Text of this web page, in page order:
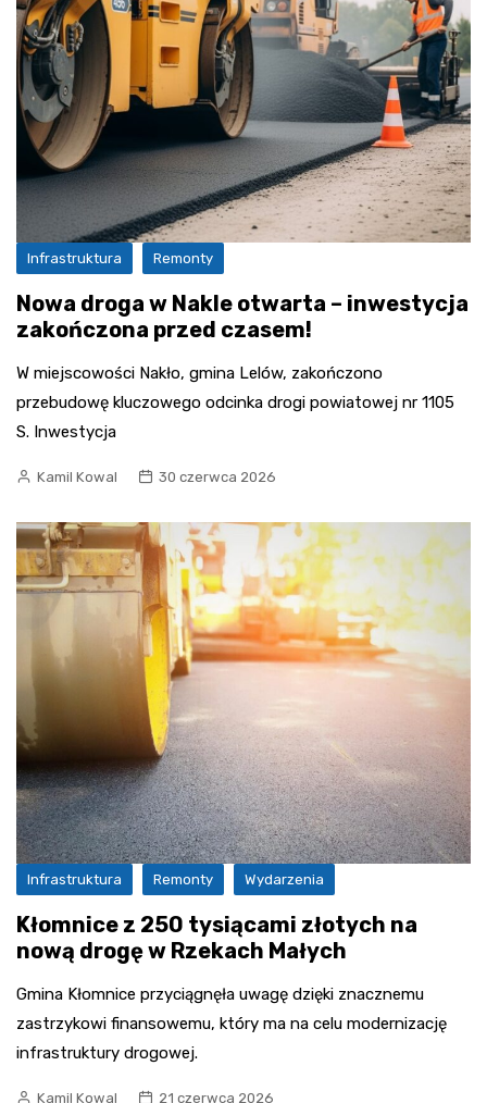
Infrastruktura Remonty
Nowa droga w Nakle otwarta – inwestycja
zakończona przed czasem!
W miejscowości Nakło, gmina Lelów, zakończono
przebudowę kluczowego odcinka drogi powiatowej nr 1105
S. Inwestycja
Kamil Kowal 30 czerwca 2026
Infrastruktura Remonty Wydarzenia
Kłomnice z 250 tysiącami złotych na
nową drogę w Rzekach Małych
Gmina Kłomnice przyciągnęła uwagę dzięki znacznemu
zastrzykowi finansowemu, który ma na celu modernizację
infrastruktury drogowej.
Kamil Kowal 21 czerwca 2026